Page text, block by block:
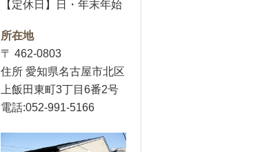
【定休日】日・年末年始
所在地
〒 462-0803
住所 愛知県名古屋市北区
上飯田東町3丁目6番2号
電話:052-991-5166